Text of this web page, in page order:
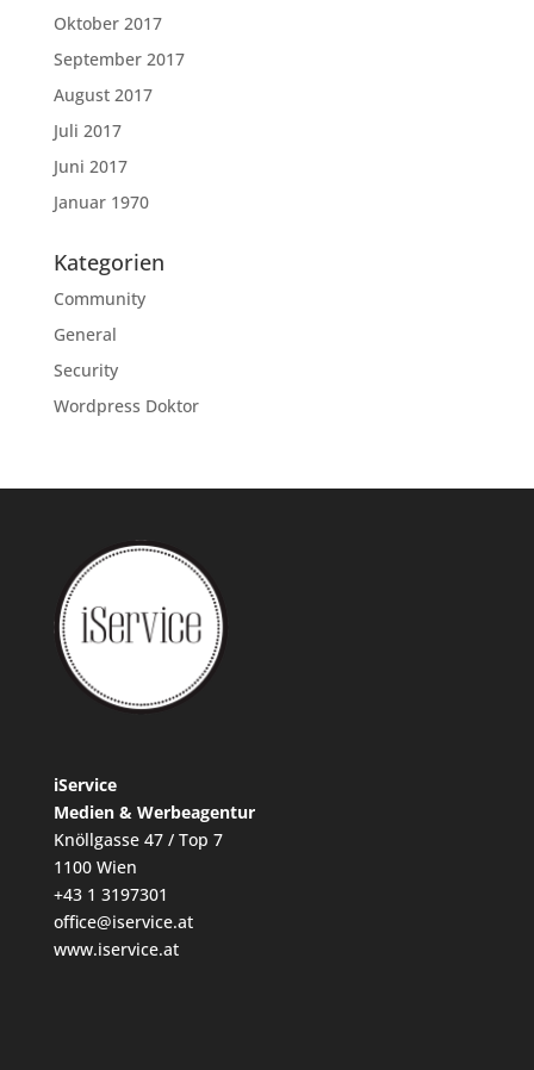
Oktober 2017
September 2017
August 2017
Juli 2017
Juni 2017
Januar 1970
Kategorien
Community
General
Security
Wordpress Doktor
iService
Medien & Werbeagentur
Knöllgasse 47 / Top 7
1100 Wien
+43 1 3197301
office@iservice.at
www.iservice.at